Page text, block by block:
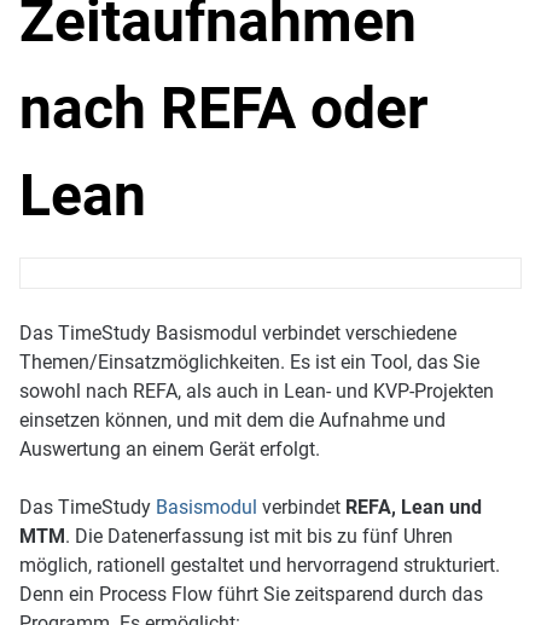
Zeitaufnahmen
nach REFA oder
Lean
Das TimeStudy Basismodul verbindet verschiedene
Themen/Einsatzmöglichkeiten. Es ist ein Tool, das Sie
sowohl nach REFA, als auch in Lean- und KVP-Projekten
einsetzen können, und mit dem die Aufnahme und
Auswertung an einem Gerät erfolgt.
Das TimeStudy Basismodul verbindet REFA, Lean und
MTM. Die Datenerfassung ist mit bis zu fünf Uhren
möglich, rationell gestaltet und hervorragend strukturiert.
Denn ein Process Flow führt Sie zeitsparend durch das